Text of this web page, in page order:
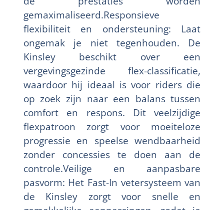
gemaximaliseerd.Responsieve
flexibiliteit en ondersteuning: Laat
ongemak je niet tegenhouden. De
Kinsley beschikt over een
vergevingsgezinde flex-classificatie,
waardoor hij ideaal is voor riders die
op zoek zijn naar een balans tussen
comfort en respons. Dit veelzijdige
flexpatroon zorgt voor moeiteloze
progressie en speelse wendbaarheid
zonder concessies te doen aan de
controle.Veilige en aanpasbare
pasvorm: Het Fast-In vetersysteem van
de Kinsley zorgt voor snelle en